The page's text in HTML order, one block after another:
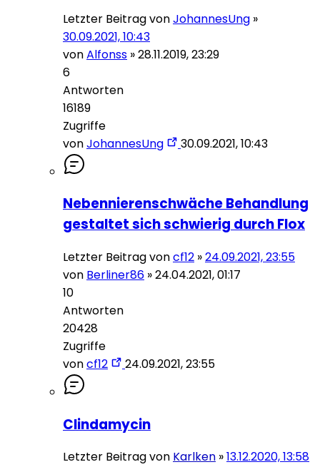
Letzter Beitrag vonJohannesUng »
30.09.2021, 10:43
vonAlfonss »28.11.2019, 23:29
6
Antworten
16189
Zugriffe
vonJohannesUng 30.09.2021, 10:43
Nebennierenschwäche Behandlung
gestaltet sich schwierig durch Flox
Letzter Beitrag voncf12 »24.09.2021, 23:55
von Berliner86 »24.04.2021, 01:17
10
Antworten
20428
Zugriffe
voncf12 24.09.2021, 23:55
Clindamycin
Letzter Beitrag von Karlken »13.12.2020, 13:58